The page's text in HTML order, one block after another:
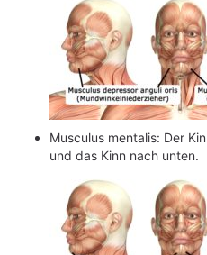
Musculus mentalis: Der
und das Kinn nach unten.